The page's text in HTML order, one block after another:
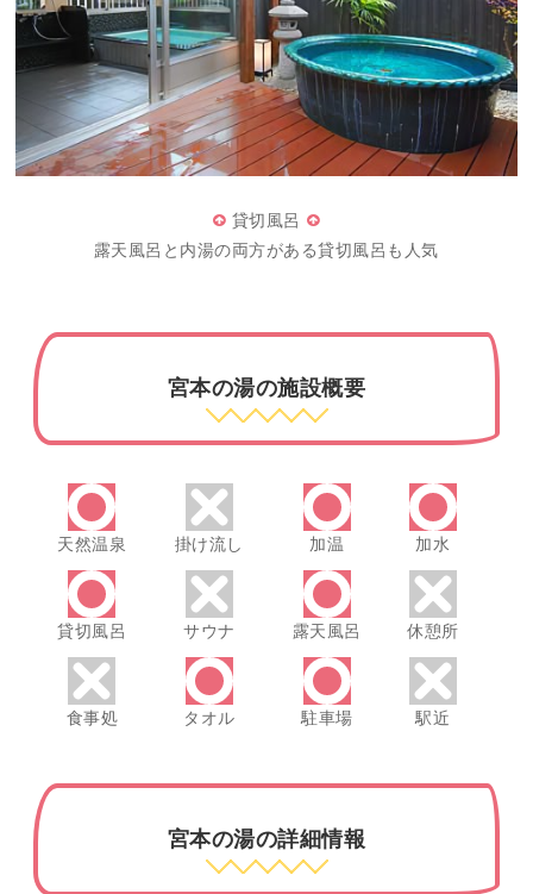
貸切風呂
露天風呂と内湯の両方がある貸切風呂も人気
宮本の湯の施設概要
天然温泉 掛け流し 加温 加水
貸切風呂 サウナ 露天風呂 休憩所
食事処 タオル 駐車場 駅近
宮本の湯の詳細情報